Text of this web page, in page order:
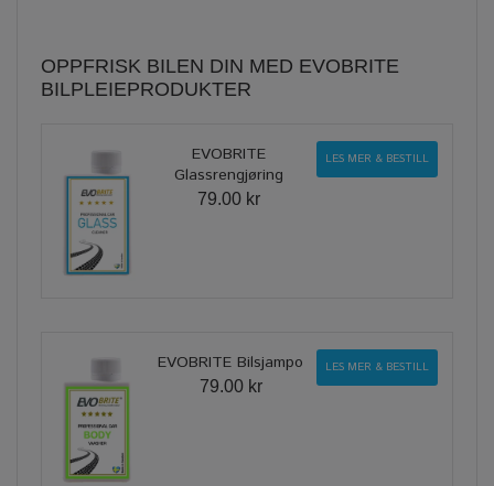
OPPFRISK BILEN DIN MED EVOBRITE
BILPLEIEPRODUKTER
EVOBRITE
Glassrengjøring
79.00 kr
LES MER & BESTILL
EVOBRITE Bilsjampo
79.00 kr
LES MER & BESTILL